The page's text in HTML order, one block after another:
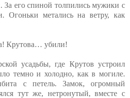
За его спиной толпились мужики с
Огоньки метались на ветру, как
Крутова… убили!
усадьбы, где Крутов устроил
темно и холодно, как в могиле.
с петель. Замок, огромный
тут же, нетронутый, вместе с